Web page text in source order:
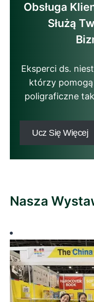
Obsługa
Służą
Eksperci ds.
którzy
poligraficzne
Ucz Się Więcej
Nasza